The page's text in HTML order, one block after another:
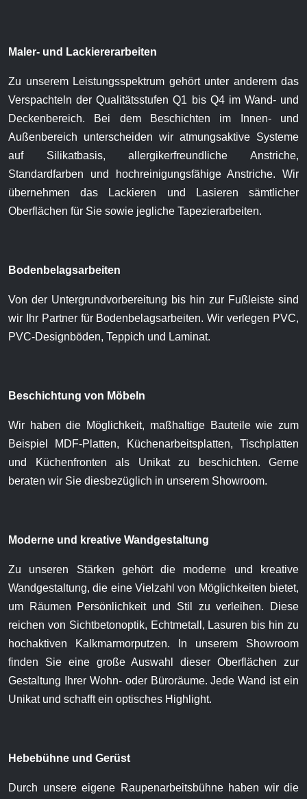
Maler- und Lackiererarbeiten
Zu unserem Leistungsspektrum gehört unter anderem das
Verspachteln der Qualitätsstufen Q1 bis Q4 im Wand- und
Deckenbereich. Bei dem Beschichten im Innen- und
Außenbereich unterscheiden wir atmungsaktive Systeme
auf Silikatbasis, allergikerfreundliche Anstriche,
Standardfarben und hochreinigungsfähige Anstriche. Wir
übernehmen das Lackieren und Lasieren sämtlicher
Oberflächen für Sie sowie jegliche Tapezierarbeiten.
Bodenbelagsarbeiten
Von der Untergrundvorbereitung bis hin zur Fußleiste sind
wir Ihr Partner für Bodenbelagsarbeiten. Wir verlegen PVC,
PVC-Designböden, Teppich und Laminat.
Beschichtung von Möbeln
Wir haben die Möglichkeit, maßhaltige Bauteile wie zum
Beispiel MDF-Platten, Küchenarbeitsplatten, Tischplatten
und Küchenfronten als Unikat zu beschichten. Gerne
beraten wir Sie diesbezüglich in unserem Showroom.
Moderne und kreative Wandgestaltung
Zu unseren Stärken gehört die moderne und kreative
Wandgestaltung, die eine Vielzahl von Möglichkeiten bietet,
um Räumen Persönlichkeit und Stil zu verleihen. Diese
reichen von Sichtbetonoptik, Echtmetall, Lasuren bis hin zu
hochaktiven Kalkmarmorputzen. In unserem Showroom
finden Sie eine große Auswahl dieser Oberflächen zur
Gestaltung Ihrer Wohn- oder Büroräume. Jede Wand ist ein
Unikat und schafft ein optisches Highlight.
Hebebühne und Gerüst
Durch unsere eigene Raupenarbeitsbühne haben wir die